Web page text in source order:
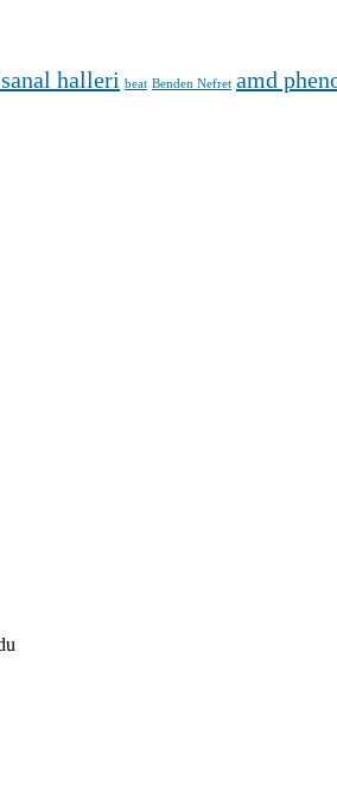
sanal halleri beat Benden Nefret amd